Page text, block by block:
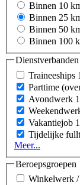
Binnen 10
Binnen 25
Binnen 50
Binnen 100
Dienstverbanden
Traineeships 1
Parttime
Avondwerk 1
Vakantiejob 1
Tijdelijke
Meer...
Beroepsgroepen
Winkelwerk